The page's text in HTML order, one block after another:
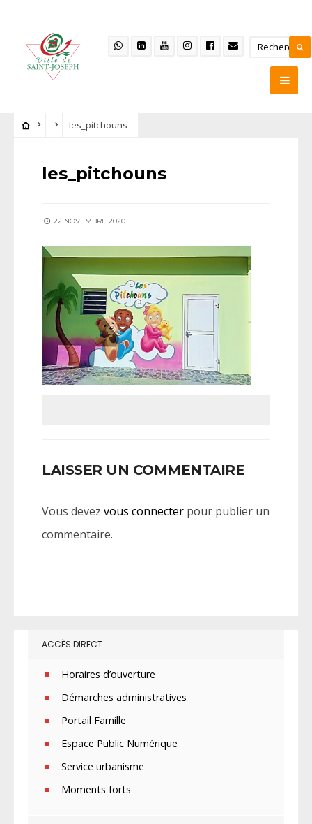
les_pitchouns
les_pitchouns
22 NOVEMBRE 2020
LAISSER UN COMMENTAIRE
Vous devez vous connecter pour publier un
commentaire.
ACCÈS DIRECT
Horaires d’ouverture
Démarches administratives
Portail Famille
Espace Public Numérique
Service urbanisme
Moments forts